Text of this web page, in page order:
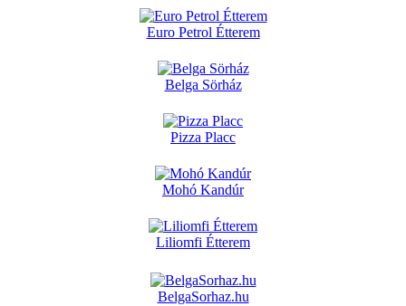
Euro Petrol Étterem
Belga Sörház
Pizza Placc
Mohó Kandúr
Liliomfi Étterem
BelgaSorhaz.hu